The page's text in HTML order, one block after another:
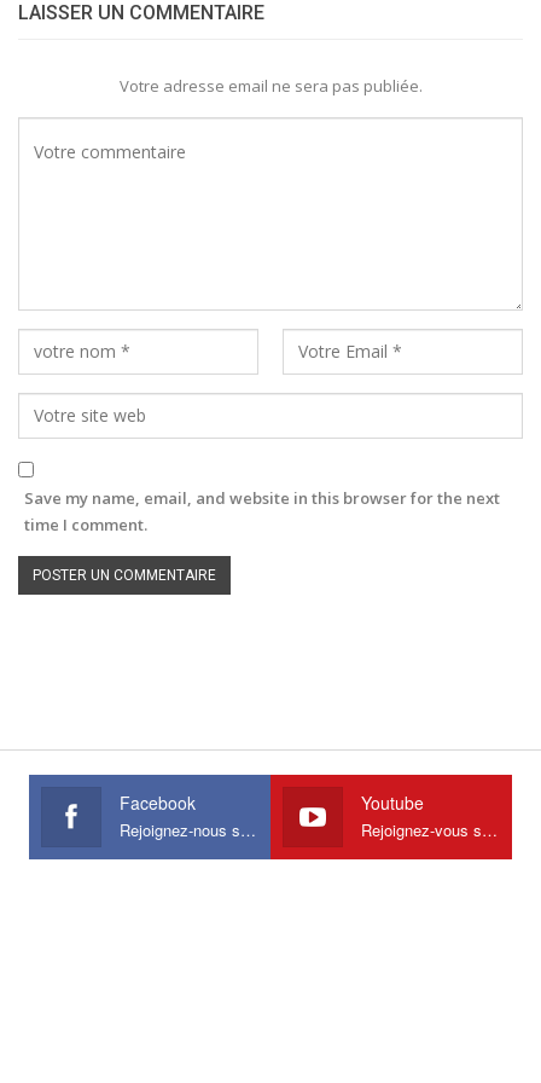
LAISSER UN COMMENTAIRE
Votre adresse email ne sera pas publiée.
Save my name, email, and website in this browser for the next
time I comment.
Facebook
Rejoignez-nous sur Facebook
Youtube
Rejoignez-vous sur Youtube